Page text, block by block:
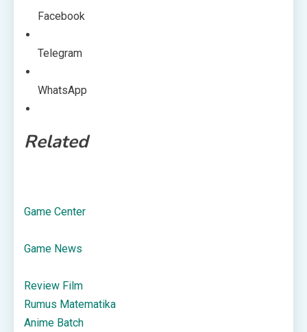
Facebook
Telegram
WhatsApp
Related
Game Center
Game News
Review Film
Rumus Matematika
Anime Batch